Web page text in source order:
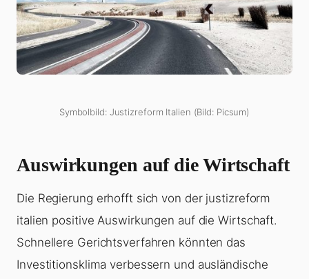
Symbolbild: Justizreform Italien (Bild: Picsum)
Auswirkungen auf die Wirtschaft
Die Regierung erhofft sich von der justizreform
italien positive Auswirkungen auf die Wirtschaft.
Schnellere Gerichtsverfahren könnten das
Investitionsklima verbessern und ausländische